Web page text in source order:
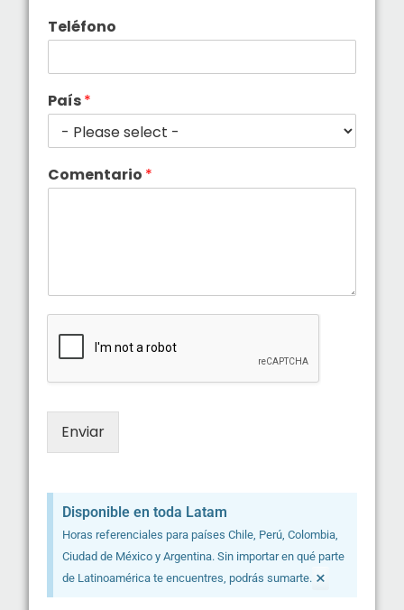
Teléfono
País*
Comentario *
Enviar
Disponible en toda Latam
Horas referenciales para países Chile, Perú, Colombia,
Ciudad de México y Argentina. Sin importar en qué parte
de Latinoamérica te encuentres, podrás sumarte. ×